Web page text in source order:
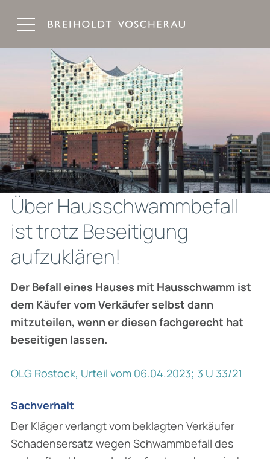
Über Hausschwammbefall
ist trotz Beseitigung
aufzuklären!
Der Befall eines Hauses mit Hausschwamm ist
dem Käufer vom Verkäufer selbst dann
mitzuteilen, wenn er diesen fachgerecht hat
beseitigen lassen.
OLG Rostock, Urteil vom 06.04.2023; 3 U 33/21
Sachverhalt
Der Kläger verlangt vom beklagten Verkäufer
Schadensersatz wegen Schwammbefall des